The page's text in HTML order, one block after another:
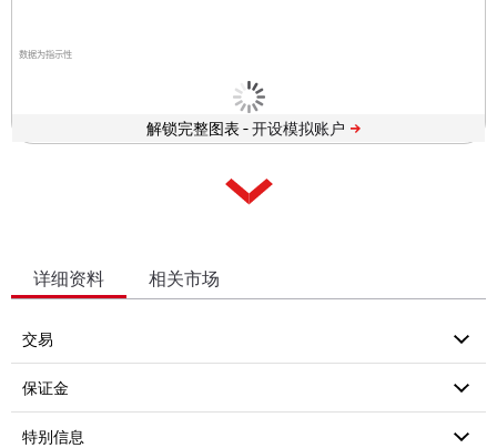
数据为指示性
解锁完整图表 -
详细资料 相关市场